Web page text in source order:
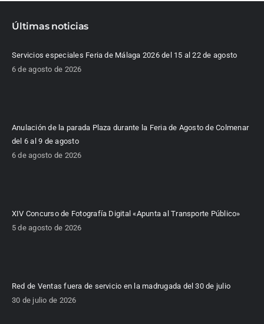
Últimas noticias
Servicios especiales Feria de Málaga 2026 del 15 al 22 de agosto
6 de agosto de 2026
Anulación de la parada Plaza durante la Feria de Agosto de Colmenar
del 6 al 9 de agosto
6 de agosto de 2026
XIV Concurso de Fotografía Digital «Apunta al Transporte Público»
5 de agosto de 2026
Red de Ventas fuera de servicio en la madrugada del 30 de julio
30 de julio de 2026